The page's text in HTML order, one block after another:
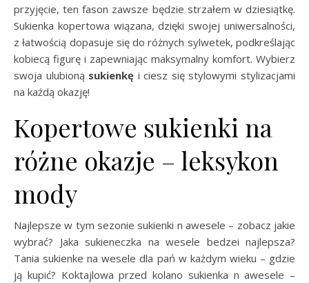
przyjęcie, ten fason zawsze będzie strzałem w dziesiątkę.
Sukienka kopertowa wiązana, dzięki swojej uniwersalności,
z łatwością dopasuje się do różnych sylwetek, podkreślając
kobiecą figurę i zapewniając maksymalny komfort. Wybierz
swoja ulubioną sukienkę i ciesz się stylowymi stylizacjami
na każdą okazję!
Kopertowe sukienki na
różne okazje – leksykon
mody
Najlepsze w tym sezonie sukienki n awesele – zobacz jakie
wybrać? Jaka sukieneczka na wesele bedzei najlepsza?
Tania sukienke na wesele dla pań w każdym wieku – gdzie
ją kupić? Koktajlowa przed kolano sukienka n awesele –